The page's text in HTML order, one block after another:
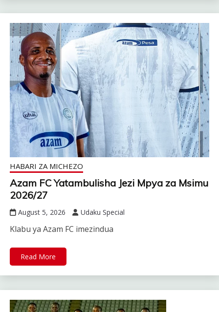
HABARI ZA MICHEZO
Azam FC Yatambulisha Jezi Mpya za Msimu
2026/27
August 5, 2026 Udaku Special
Klabu ya Azam FC imezindua
Read More